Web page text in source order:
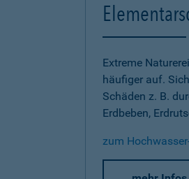
Extreme
häufiger auf.
Schäden z. B.
Erdbeben,
zum